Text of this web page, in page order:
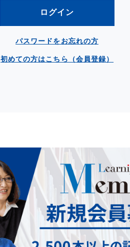
ログイン
パスワードをお忘れの方
初めての方はこちら（会員登録）